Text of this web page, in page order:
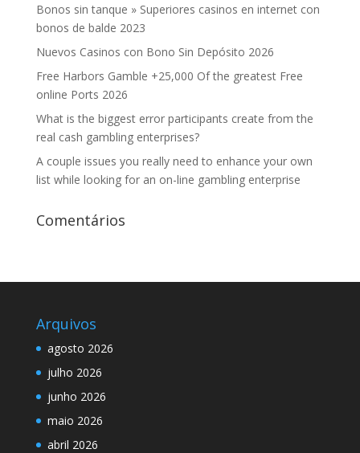
Bonos sin tanque » Superiores casinos en internet con
bonos de balde 2023
Nuevos Casinos con Bono Sin Depósito 2026
Free Harbors Gamble +25,000 Of the greatest Free
online Ports 2026
What is the biggest error participants create from the
real cash gambling enterprises?
A couple issues you really need to enhance your own
list while looking for an on-line gambling enterprise
Comentários
Arquivos
agosto 2026
julho 2026
junho 2026
maio 2026
abril 2026